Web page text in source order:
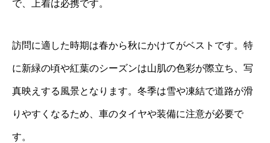
で、上着は必携です。
訪問に適した時期は春から秋にかけてがベストです。特
に新緑の頃や紅葉のシーズンは山肌の色彩が際立ち、写
真映えする風景となります。冬季は雪や凍結で道路が滑
りやすくなるため、車のタイヤや装備に注意が必要で
す。